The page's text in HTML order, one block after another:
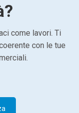
come lavori. Ti
con le tue